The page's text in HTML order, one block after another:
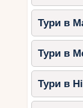
Тури в
Тури в
Тури в